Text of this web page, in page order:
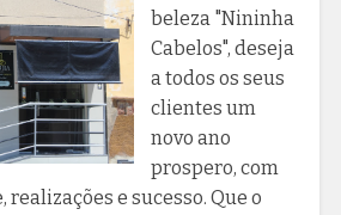
beleza "Nininha
Cabelos", deseja
a todos os seus
clientes um
novo ano
prospero, com
realizações e sucesso. Que o